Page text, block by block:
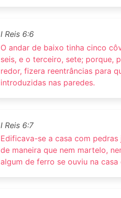
I Reis 6:6
O andar de baixo tinha cinco
seis, e o terceiro, sete; porque,
redor, fizera reentrâncias para
introduzidas nas paredes.
I Reis 6:7
Edificava-se a casa com
de maneira que nem martelo,
algum de ferro se ouviu na